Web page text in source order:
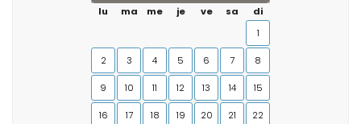
lu
ma me je ve sa
di
1
2 3 4 5 6 7 8
9 10 11 12 13 14 15
16 17 18 19 20 21 22